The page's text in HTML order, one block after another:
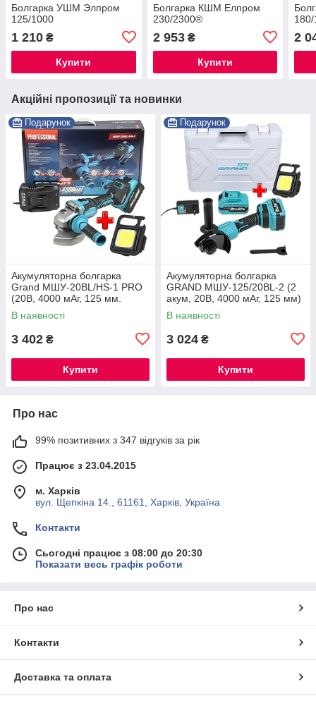
Болгарка УШМ Элпром
125/1000
1 210 ₴
Купити
Болгарка КШМ Елпром
230/2300®
2 953₴
Купити
2
Акційні пропозиції та новинки
Подарунок
Акумуляторна болгарка
Grand МШУ-20BL/HS-1 PRO
(20В, 4000 мАг, 125 мм.
ЧЕХІЯ)
В наявності
3 402 ₴
Купити
Подарунок
Акумуляторна болгарка
GRAND МШУ-125/20BL-2 (2
акум, 20В, 4000 мАг, 125 мм)
В наявності
3 024 ₴
Купити
Про нас
99% позитивних з 347 відгуків за рік
Працює з 23.04.2015
м. Харків
вул. Щепкіна 14., 61161, Харків, Україна
Контакти
Сьогодні працює з 08:00 до 20:30
Показати весь графік роботи
Про нас
Контакти
Доставка та оплата